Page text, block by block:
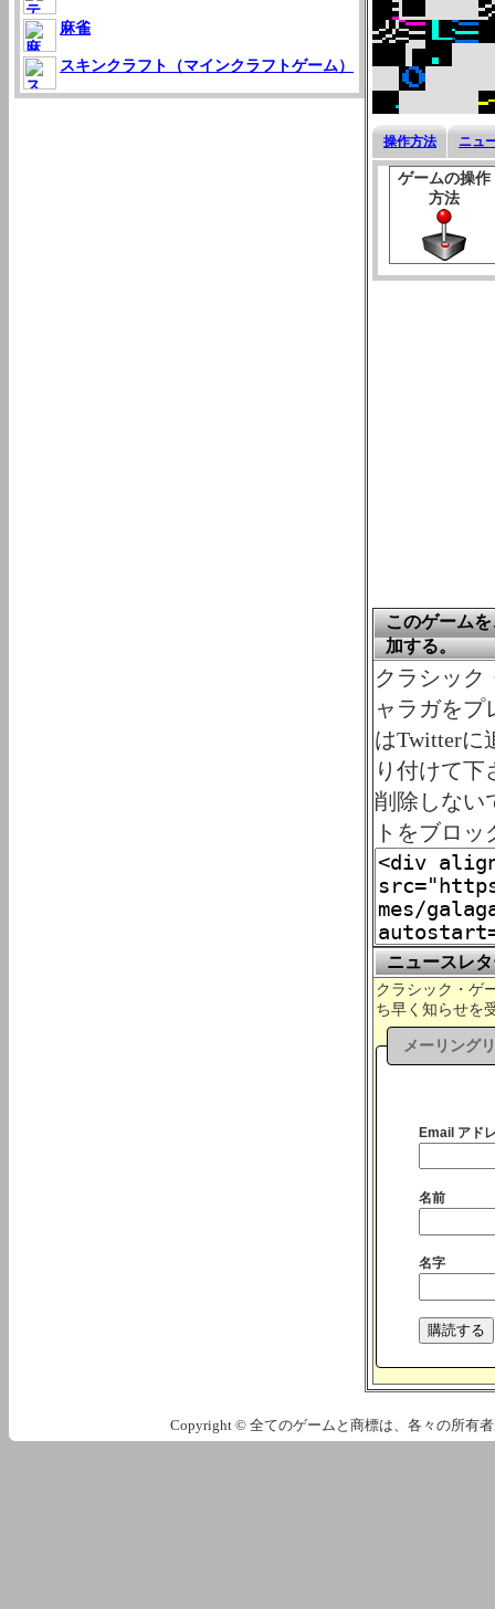
麻雀
スキンクラフト（マインクラフトゲーム）
操作方法 ニュ
ゲームの操作
方法
このゲーム
加する。
クラシック
ャラガをプ
はTwitterに
り付けて
削除しない
トをブロ
ニュースレ
クラシック・ゲ
ち早く知らせを
メーリング
Email アド
名前
名字
Copyright © 全てのゲームと商標は、各々の所有